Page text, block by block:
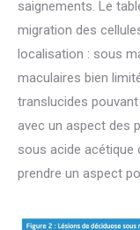
saignements. Le
migration des
localisation : sous
maculaires bien
translucides pouvant
avec un aspect des
sous acide
prendre un aspect